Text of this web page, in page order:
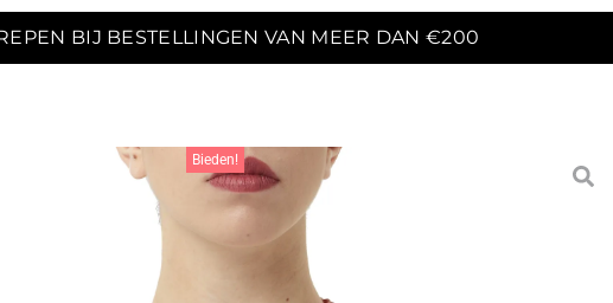
BIJ BESTELLINGEN VAN MEER DAN €200
Bieden!
DRIE-STRENG KETTING IN
VUUR AGAAT, HEMATOÏDE
KWARTS EN PARELS